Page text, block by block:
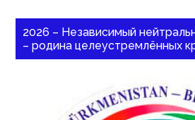
2026 – Независимый
– родина целеустремлённых